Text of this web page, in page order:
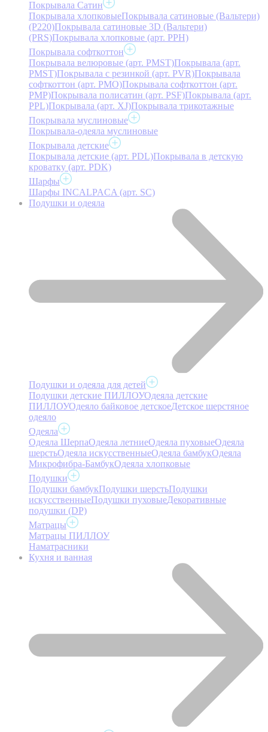
Покрывала Сатин
Покрывала хлопковыеПокрывала сатиновые (Вальтери)
(P220)Покрывала сатиновые 3D (Вальтери)
(PRS)Покрывала хлопковые (арт. PPH)
Покрывала софткоттон
Покрывала велюровые (арт. PMST)Покрывала (арт.
PMST)Покрывала с резинкой (арт. PVR)Покрывала
софткоттон (арт. PMO)Покрывала софткоттон (арт.
PMP)Покрывала полисатин (арт. PSF)Покрывала (арт.
PPL)Покрывала (арт. XJ)Покрывала трикотажные
Покрывала муслиновые
Покрывала-одеяла муслиновые
Покрывала детские
Покрывала детские (арт. PDL)Покрывала в детскую
кроватку (арт. PDK)
Шарфы
Шарфы INCALPACA (арт. SC)
Подушки и одеяла
Подушки и одеяла для детей
Подушки детские ПИЛЛОУОдеяла детские
ПИЛЛОУОдеяло байковое детскоеДетское шерстяное
одеяло
Одеяла
Одеяла ШерпаОдеяла летниеОдеяла пуховыеОдеяла
шерстьОдеяла искусственныеОдеяла бамбукОдеяла
Микрофибра-БамбукОдеяла хлопковые
Подушки
Подушки бамбукПодушки шерстьПодушки
искусственныеПодушки пуховыеДекоративные
подушки (DP)
Матрацы
Матрацы ПИЛЛОУ
Наматрасники
Кухня и ванная